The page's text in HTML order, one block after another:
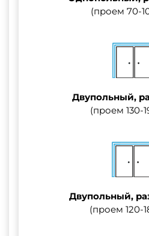
(проем 70-
Двупольный,
(проем 130-
Двупольный,
(проем 120-